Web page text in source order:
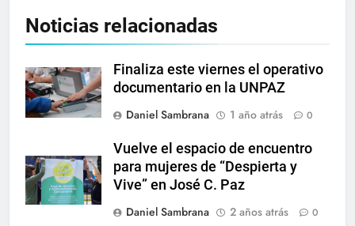
Noticias relacionadas
Finaliza este viernes el operativo
documentario en la UNPAZ
Daniel Sambrana
1 año atrás 0
Vuelve el espacio de encuentro
para mujeres de “Despierta y
Vive” en José C. Paz
Daniel Sambrana
2 años atrás 0